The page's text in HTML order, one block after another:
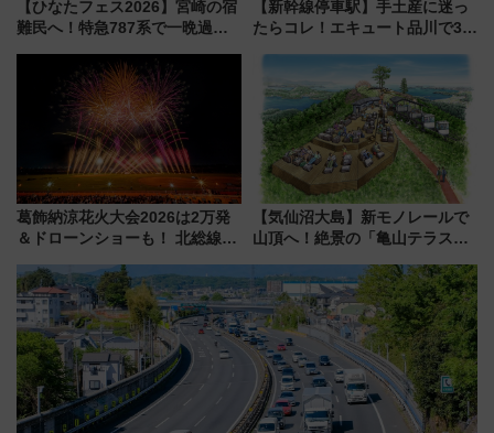
【ひなたフェス2026】宮崎の宿
難民へ！特急787系で一晩過ご
ローおひさま」が救世主に？
【新幹線停車駅】手土産に迷っ
たらコレ！エキュート品川で3年
産スイーツとは？
葛飾納涼花火大会2026は2万発
＆ドローンショーも！ 北総線を
車、観覧スポット情報と周辺観
光まとめ（7/28開催）
【気仙沼大島】新モノレールで
山頂へ！絶景の「亀山テラス
暇村のお得な日帰りプランも登
場